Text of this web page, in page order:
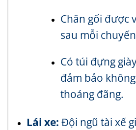
Chăn gối được
sau mỗi
Có túi đựng
đảm bảo
thoáng đãng.
Lái xe: Đội ngũ tài xế